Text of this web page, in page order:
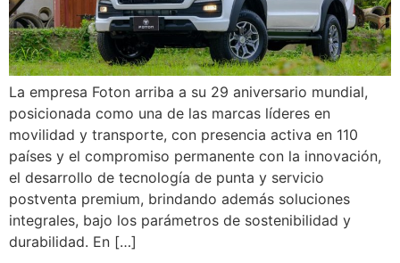
La empresa Foton arriba a su 29 aniversario mundial,
posicionada como una de las marcas líderes en
movilidad y transporte, con presencia activa en 110
países y el compromiso permanente con la innovación,
el desarrollo de tecnología de punta y servicio
postventa premium, brindando además soluciones
integrales, bajo los parámetros de sostenibilidad y
durabilidad. En […]